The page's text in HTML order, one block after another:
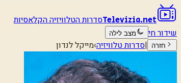
Televizia.netסדרות הטלוויזיה הקלאסיות
שידור חי
מצב לילה
חזרה
|סדרות טלוויזיה›מייקל לנדון